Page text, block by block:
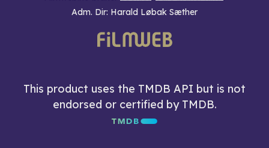
Adm. Dir: Harald Løbak Sæther
This product uses the TMDB API but is not
endorsed or certified by TMDB.